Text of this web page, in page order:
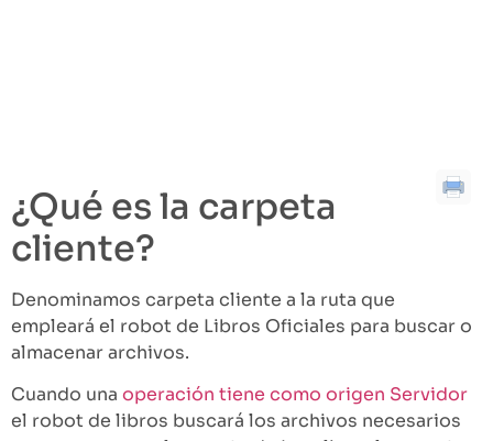
¿Qué es la carpeta
cliente?
Denominamos carpeta cliente a la ruta que
empleará el robot de Libros Oficiales para buscar o
almacenar archivos.
Cuando una operación tiene como origen Servidor
el robot de libros buscará los archivos necesarios